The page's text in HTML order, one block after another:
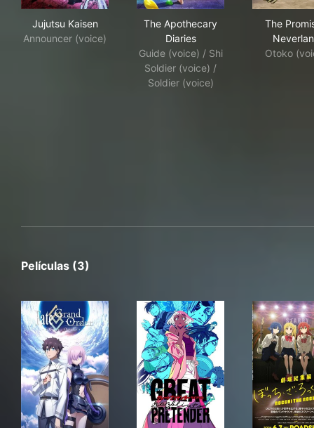
Jujutsu Kaisen
Announcer (voice)
The Apothecary
Diaries
Guide (voice) / Shi
Soldier (voice) /
Soldier (voice)
The
Otoko
Películas (3)